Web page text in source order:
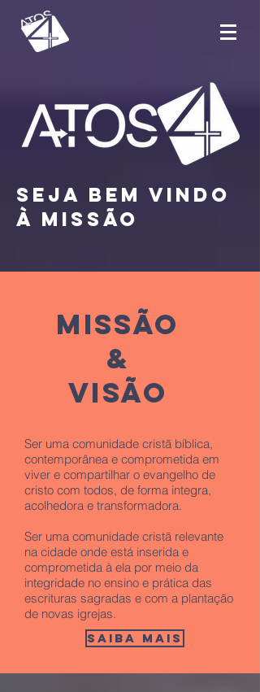
SEJA BEM VINDO
À MISSÃO
MISSÃO
&
VISÃO
Ser uma comunidade cristã bíblica,
contemporânea e comprometida em
viver e compartilhar o evangelho de
cristo com todos, de forma integra,
acolhedora e transformadora.
Ser uma comunidade cristã relevante
na cidade onde está inserida e
comprometida à ela por meio da
integridade no ensino e prática das
escrituras sagradas e com a plantação
de novas igrejas.
Saiba mais